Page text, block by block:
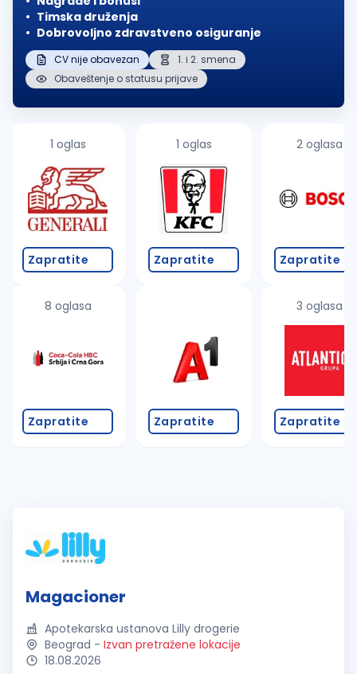
Timska druženja
Dobrovoljno zdravstveno osiguranje
CV nije obavezan
1. i 2. smena
Obaveštenje o statusu prijave
1 oglas
Zapratite
8 oglasa
Zapratite
1 oglas
Zapratite
Zapratite
2 oglasa
Zapratite
3 oglasa
Zapratite
Magacioner
Apotekarska ustanova Lilly drogerie
Beograd - Izvan pretražene lokacije
18.08.2026